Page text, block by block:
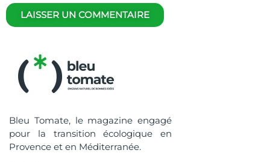
LAISSER UN COMMENTAIRE
Bleu Tomate, le magazine engagé
pour la transition écologique en
Provence et en Méditerranée.